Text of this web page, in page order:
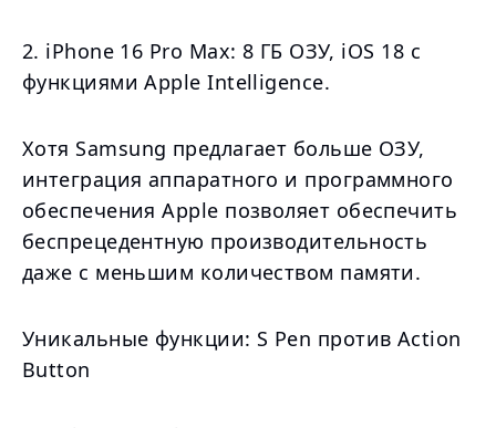
2. iPhone 16 Pro Max: 8 ГБ ОЗУ, iOS 18 с
функциями Apple Intelligence.
Хотя Samsung предлагает больше ОЗУ,
интеграция аппаратного и программного
обеспечения Apple позволяет обеспечить
беспрецедентную производительность
даже с меньшим количеством памяти.
Уникальные функции: S Pen против Action
Button